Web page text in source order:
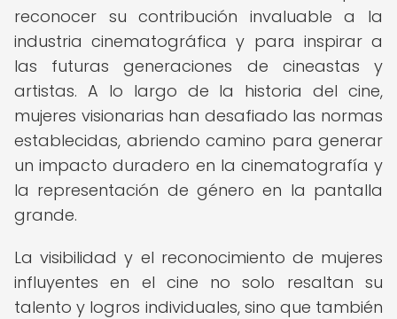
reconocer su contribución invaluable a la
industria cinematográfica y para inspirar a
las futuras generaciones de cineastas y
artistas. A lo largo de la historia del cine,
mujeres visionarias han desafiado las normas
establecidas, abriendo camino para generar
un impacto duradero en la cinematografía y
la representación de género en la pantalla
grande.
La visibilidad y el reconocimiento de mujeres
influyentes en el cine no solo resaltan su
talento y logros individuales, sino que también